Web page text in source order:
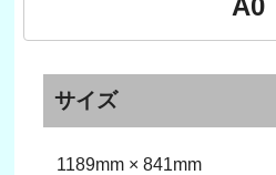
A0
サイズ
1189mm × 841mm